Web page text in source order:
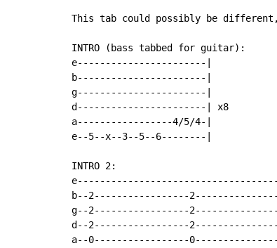
This tab could possibly be
INTRO (bass tabbed for guitar):
e-----------------------|
b-----------------------|
g-----------------------|
d-----------------------| x8
a-----------------4/5/4-|
e--5--x--3--5--6--------|
INTRO 2:
b--2-----------------
g--2-----------------
d--2-----------------
a--0-----------------